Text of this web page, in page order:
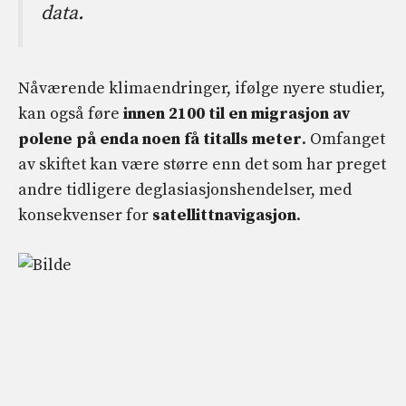
data.
Nåværende klimaendringer, ifølge nyere studier,
kan også føre innen 2100 til en migrasjon av
polene på enda noen få titalls meter. Omfanget
av skiftet kan være større enn det som har preget
andre tidligere deglasiasjonshendelser, med
konsekvenser for satellittnavigasjon.